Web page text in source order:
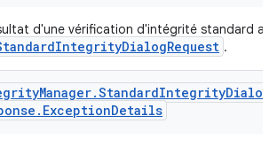
d'une vérification d'intégrité standard
.
Manager.StandardIntegrityDialog
. ExceptionDetails